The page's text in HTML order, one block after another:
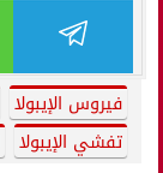
فيروس الإيبولا
تفشي الإيبولا